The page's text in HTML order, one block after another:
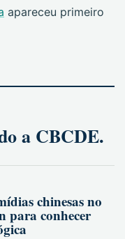
apareceu primeiro
a CBCDE.
chinesas no
para conhecer